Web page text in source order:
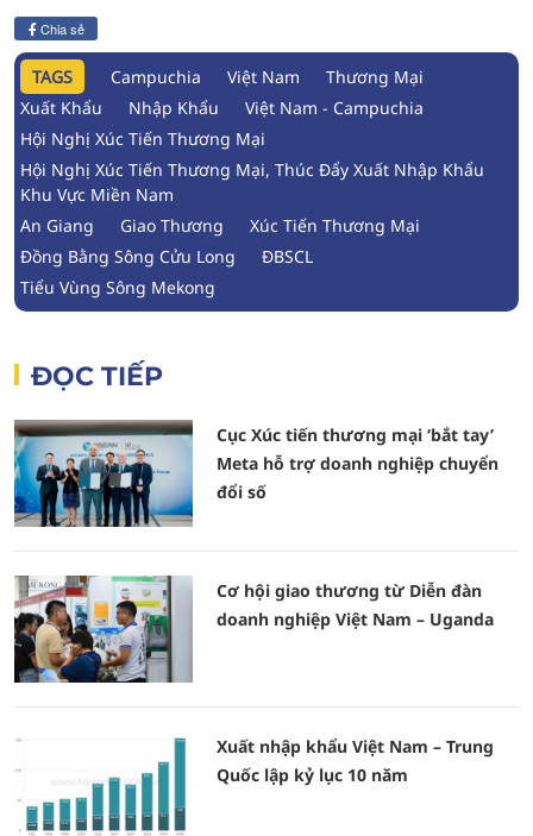
Chia sẻ
TAGS Campuchia Việt Nam
Thương Mại
Xuất Khẩu
Nhập Khẩu
Việt Nam - Campuchia
Hội Nghị Xúc Tiến Thương Mại
Hội Nghị Xúc Tiến Thương Mại, Thúc Đẩy Xuất Nhập Khẩu
Khu Vực Miền Nam
An Giang
Giao Thương
Xúc Tiến Thương Mại
Đồng Bằng Sông Cửu Long
ĐBSCL
Tiểu Vùng Sông Mekong
ĐỌC TIẾP
Cục Xúc tiến thương mại ‘bắt tay’
Meta hỗ trợ doanh nghiệp chuyển
đổi số
Cơ hội giao thương từ Diễn đàn
doanh nghiệp Việt Nam – Uganda
Xuất nhập khẩu Việt Nam – Trung
Quốc lập kỷ lục 10 năm